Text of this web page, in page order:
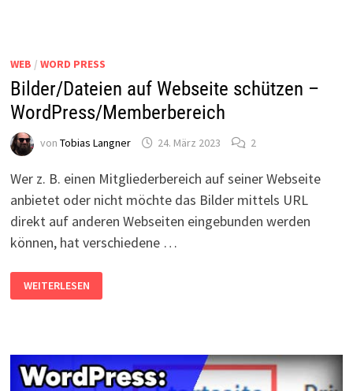
WEB / WORD PRESS
Bilder/Dateien auf Webseite schützen –
WordPress/Memberbereich
von Tobias Langner 24. März 2023 2
Wer z. B. einen Mitgliederbereich auf seiner Webseite
anbietet oder nicht möchte das Bilder mittels URL
direkt auf anderen Webseiten eingebunden werden
können, hat verschiedene …
BILDER/DATEIEN
AUF
WEBSEITE
WEITERLESEN